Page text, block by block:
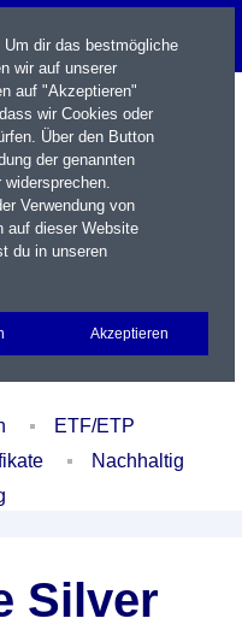
Login
ETF/ETP
Nachhaltig
Silver
dir das bestmögliche
wir auf unserer
auf "Akzeptieren"
wir Cookies oder
Über den Button
der genannten
Verwendung von
auf dieser Website
du in unseren
Akzeptieren